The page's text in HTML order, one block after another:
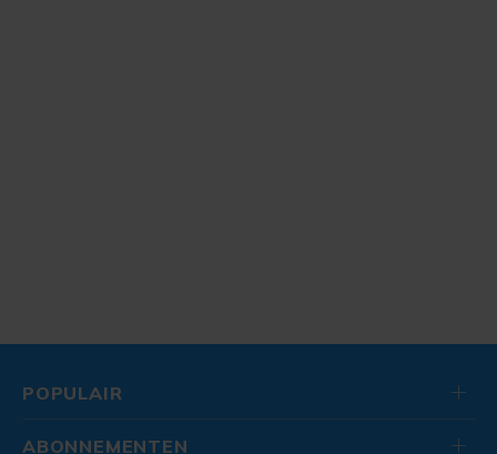
POPULAIR
ABONNEMENTEN